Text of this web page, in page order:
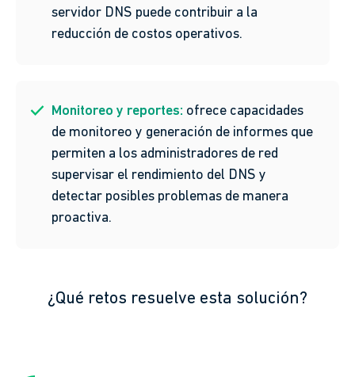
servidor DNS puede contribuir a la
reducción de costos operativos.
Monitoreo y reportes: ofrece capacidades
de monitoreo y generación de informes que
permiten a los administradores de red
supervisar el rendimiento del DNS y
detectar posibles problemas de manera
proactiva.
¿Qué retos resuelve esta solución?